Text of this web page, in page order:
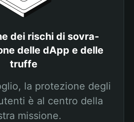
dei rischi di sovra-
delle dApp e delle
truffe
la protezione degli
è al centro della
missione.